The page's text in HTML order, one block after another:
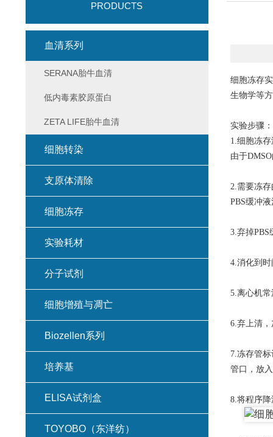
细胞冻存
生物学等
实验步骤：
1.细胞冻
由于
2.需要冻
PBS缓冲
3.弃掉
4.消化到
5.离心机常
6.弃上清
7.冻存管标
管口，放
8.将程序
PRODUCTS
血清系列
SERANA胎牛血清
低内毒素胶原蛋白
ZETA LIFE胎牛血清
细胞转染
支原体清除
细胞冻存
实验耗材
分子试剂
细胞增殖与凋亡
Biozellen系列
培养基
ELISA试剂盒
TOYOBO（东洋纺）